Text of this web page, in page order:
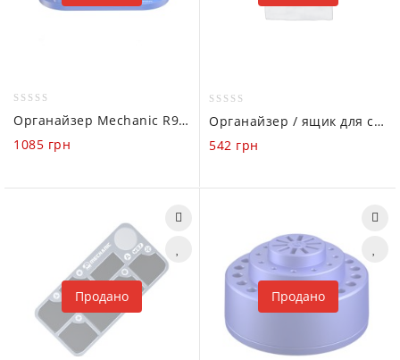
out
of
Органайзер Mechanic R9 Pro (Викрутка / Пінцети / Гвинтики)
1085 грн
out
of
Органайзер / ящик для сортування Mechanic (деревина)
542 грн
Продано Продано